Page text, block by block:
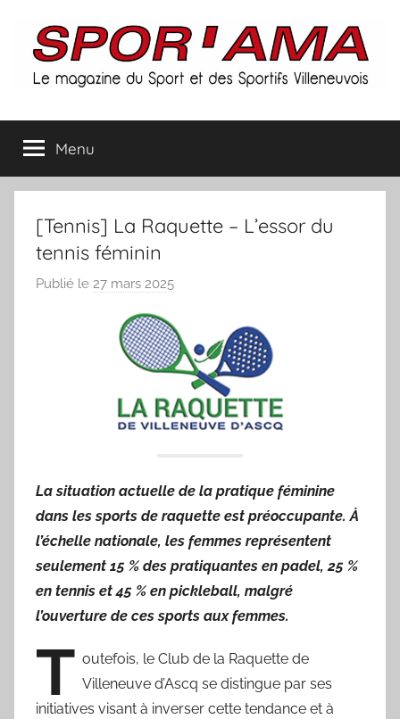
contenu
Spor'ama
le
magazine
du
sportifs
villeneuvois
Menu
[Tennis] La Raquette – L’essor du
tennis féminin
Publié le 27 mars 2025
r
S
p
o
r
m
a
La situation actuelle de la pratique féminine
dans les sports de raquette est préoccupante. À
l’échelle nationale, les femmes représentent
seulement 15 % des pratiquantes en padel, 25 %
en tennis et 45 % en pickleball, malgré
l’ouverture de ces sports aux femmes.
T outefois, le Club de la Raquette de
Villeneuve d’Ascq se distingue par ses
initiatives visant à inverser cette tendance et à